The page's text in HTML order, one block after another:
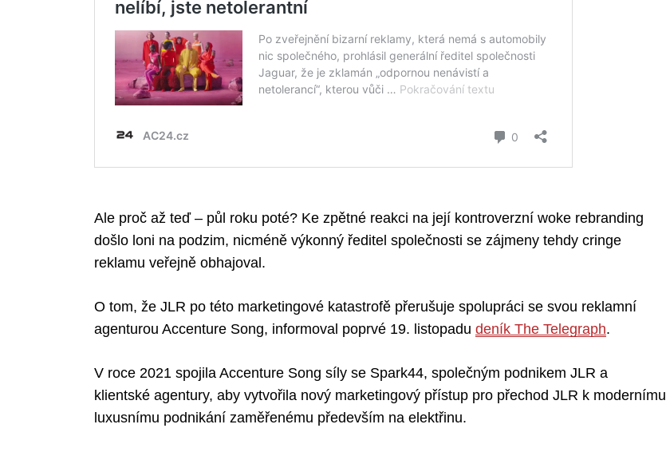
Ale proč až teď – půl roku poté? Ke zpětné reakci na její kontroverzní woke rebranding
došlo loni na podzim, nicméně výkonný ředitel společnosti se zájmeny tehdy cringe
reklamu veřejně obhajoval.
O tom, že JLR po této marketingové katastrofě přerušuje spolupráci se svou reklamní
agenturou Accenture Song, informoval poprvé 19. listopadu deník The Telegraph.
V roce 2021 spojila Accenture Song síly se Spark44, společným podnikem JLR a
klientské agentury, aby vytvořila nový marketingový přístup pro přechod JLR k modernímu
luxusnímu podnikání zaměřenému především na elektřinu.